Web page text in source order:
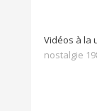
Vidéos à la
nostalgie